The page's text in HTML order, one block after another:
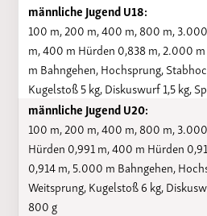
männliche Jugend U18:
100 m, 200 m, 400 m, 800 m,
m, 400 m Hürden 0,838 m, 2.000
m Bahngehen, Hochsprung,
Kugelstoß 5 kg, Diskuswurf 1,5 kg,
männliche Jugend U20:
100 m, 200 m, 400 m, 800 m,
Hürden 0,991 m, 400 m Hürden
0,914 m, 5.000 m Bahngehen,
Weitsprung, Kugelstoß 6 kg,
800 g